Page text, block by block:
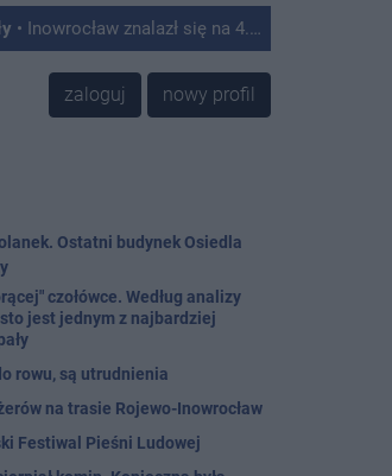
• Inowrocław znalazł się na 4. miejscu w Polsce w rankingu miast najbardziej podatnych na skutki upałów. Tak wynika z analizy przygotowanej przez Onet, który opracował autorski Indeks Podatności na Upały na podstawie danych satelitarnych, informacji o zabudowie, ilości zieleni oraz struktury mieszkańców.
zaloguj nowy profil
Ostatni budynek Osiedla
czołówce. Według analizy
jest jednym z najbardziej
rowu, są utrudnienia
na trasie Rojewo-Inowrocław
Festiwal Pieśni Ludowej